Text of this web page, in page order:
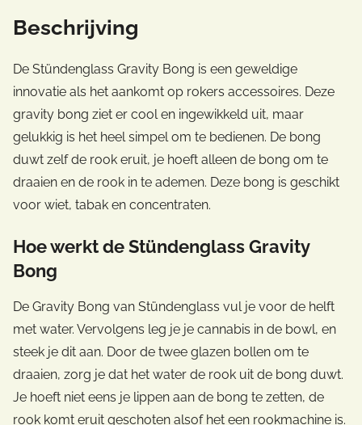
Beschrijving
De Stündenglass Gravity Bong is een geweldige
innovatie als het aankomt op rokers accessoires. Deze
gravity bong ziet er cool en ingewikkeld uit, maar
gelukkig is het heel simpel om te bedienen. De bong
duwt zelf de rook eruit, je hoeft alleen de bong om te
draaien en de rook in te ademen. Deze bong is geschikt
voor wiet, tabak en concentraten.
Hoe werkt de Stündenglass Gravity
Bong
De Gravity Bong van Stündenglass vul je voor de helft
met water. Vervolgens leg je je cannabis in de bowl, en
steek je dit aan. Door de twee glazen bollen om te
draaien, zorg je dat het water de rook uit de bong duwt.
Je hoeft niet eens je lippen aan de bong te zetten, de
rook komt eruit geschoten alsof het een rookmachine is.